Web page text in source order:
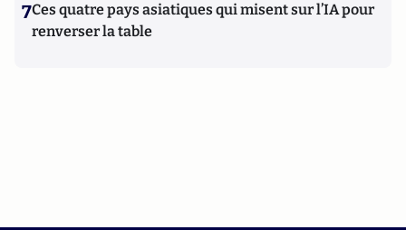
7Ces quatre pays asiatiques qui misent sur l’IA pour
renverser la table